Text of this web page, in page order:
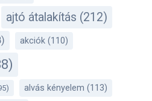
ajtó átalakítás (212)
akciók (110)
alvás kényelem (113)